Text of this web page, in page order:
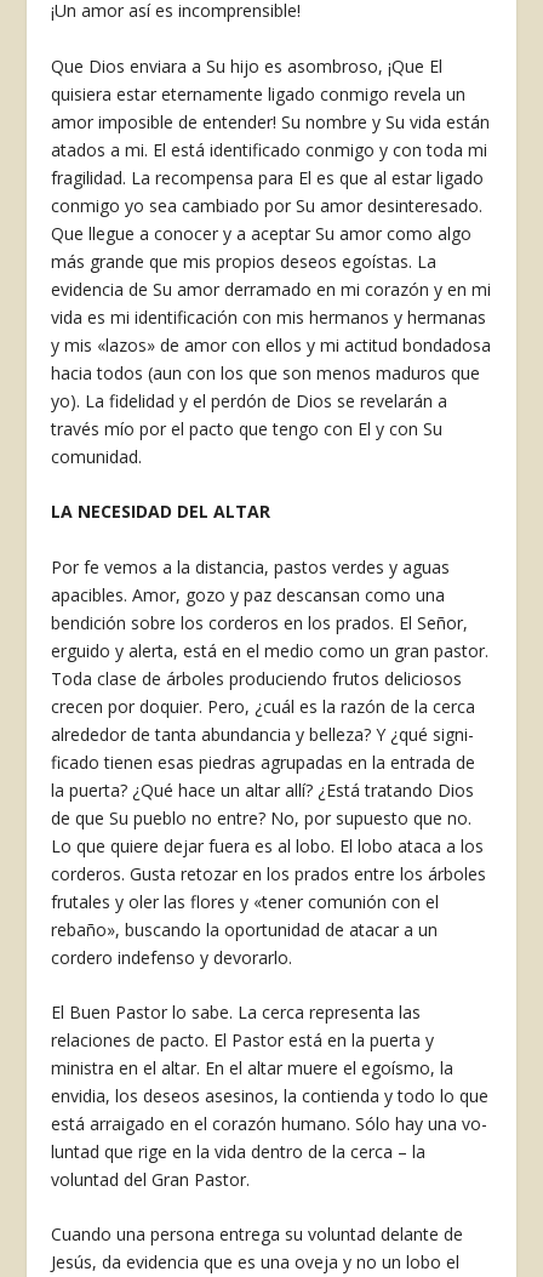
¡Un amor así es incomprensible!
Que Dios enviara a Su hijo es asom­broso, ¡Que El
quisiera estar eterna­mente ligado conmigo revela un
amor imposible de entender! Su nombre y Su vida están
atados a mi. El está identificado conmigo y con toda mi
fragi­lidad. La recompensa para El es que al estar ligado
conmigo yo sea cambiado por Su amor desinteresado.
Que llegue a conocer y a aceptar Su amor como algo
más grande que mis propios de­seos egoístas. La
evidencia de Su amor derramado en mi corazón y en mi
vida es mi identificación con mis hermanos y hermanas
y mis «lazos» de amor con ellos y mi actitud bondadosa
hacia to­dos (aun con los que son menos madu­ros que
yo). La fidelidad y el perdón de Dios se revelarán a
través mío por el pacto que tengo con El y con Su
comunidad.
LA NECESIDAD DEL ALTAR
Por fe vemos a la distancia, pastos verdes y aguas
apacibles. Amor, gozo y paz descansan como una
bendición sobre los corderos en los prados. El Señor,
erguido y alerta, está en el me­dio como un gran pastor.
Toda clase de árboles produciendo frutos delicio­sos
crecen por doquier. Pero, ¿cuál es la razón de la cerca
alrededor de tanta abundancia y belleza? Y ¿qué signi­
ficado tienen esas piedras agrupadas en la entrada de
la puerta? ¿Qué hace un altar allí? ¿Está tratando Dios
de que Su pueblo no entre? No, por su­puesto que no.
Lo que quiere dejar fuera es al lobo. El lobo ataca a los
corderos. Gusta retozar en los prados entre los árboles
frutales y oler las flo­res y «tener comunión con el
rebaño», buscando la oportunidad de atacar a un
cordero indefenso y devorarlo.
El Buen Pastor lo sabe. La cerca re­presenta las
relaciones de pacto. El Pastor está en la puerta y
ministra en el altar. En el altar muere el egoísmo, la
envidia, los deseos asesinos, la contienda y todo lo que
está arraigado en el corazón humano. Sólo hay una vo­
luntad que rige en la vida dentro de la cerca – la
voluntad del Gran Pastor.
Cuando una persona entrega su vo­luntad delante de
Jesús, da evidencia que es una oveja y no un lobo el